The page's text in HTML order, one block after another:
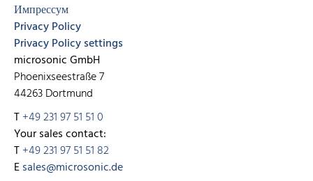
Импрессум
Privacy Policy
Privacy Policy settings
microsonic GmbH
Phoenixseestraße 7
44263 Dortmund
T+49 231 97 51 51 0
Your sales contact:
T+49 231 97 51 51 82
Esales@microsonic.de